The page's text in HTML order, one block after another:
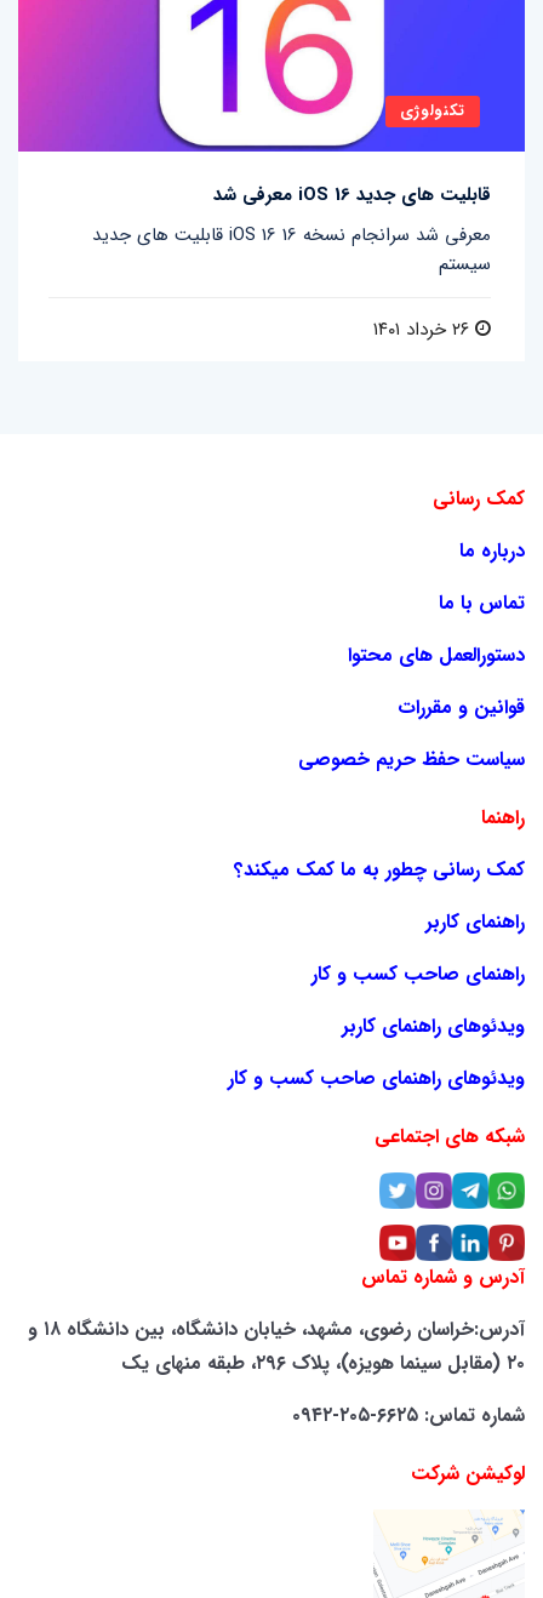
تکنولوژی
قابلیت های جدید iOS 16 معرفی شد
قابلیت های جدید iOS 16 معرفی شد سرانجام نسخه 16
سیستم
کمک رسانی
درباره ما
تماس با ما
دستورالعمل های محتوا
قوانین و مقررات
سیاست حفظ حریم خصوصی
راهنما
کمک رسانی چطور به ما کمک میکند؟
راهنمای کاربر
راهنمای صاحب کسب و کار
ویدئوهای راهنمای کاربر
ویدئوهای راهنمای صاحب کسب و کار
شبکه های اجتماعی
آدرس و شماره تماس
آدرس:خراسان رضوی، مشهد، خیابان دانشگاه، بین دانشگاه ۱۸ و
۲۰ (مقابل سینما هویزه)، پلاک ۲۹۶، طبقه منهای یک
شماره تماس: ۶۶۲۵-۲۰۵-۰۹۴۲
لوکیشن شرکت